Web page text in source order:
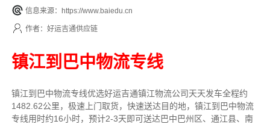
信息来源：https://www.baiedu.cn
作者：好运吉通供应链
镇江到巴中物流专线
镇江到巴中物流专线优选好运吉通镇江物流公司天天发车全程约
1482.62公里， 极速上门取货，快速送达目的地，镇江到巴中物流
专线用时约16小时，预计2-3天即可送达巴中巴州区、通江县、南